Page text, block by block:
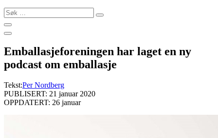
Søk
…
Emballasjeforeningen har laget en ny
podcast om emballasje
Tekst:Per Nordberg
PUBLISERT: 21 januar 2020
OPPDATERT: 26 januar